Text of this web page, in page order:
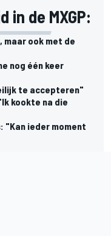
de MXGP:
maar ook met de
nog één keer
te accepteren"
kookte na die
"Kan ieder moment